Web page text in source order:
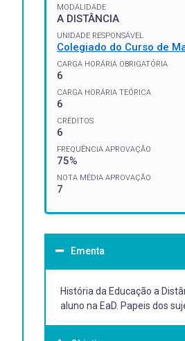
MODALIDADE
A DISTÂNCIA
UNIDADE RESPONSÁVEL
Colegiado do Curso de
CARGA HORÁRIA OBRIGATÓRIA
6
CARGA HORÁRIA TEÓRICA
6
CRÉDITOS
6
FREQUÊNCIA APROVAÇÃO
75%
NOTA MÉDIA APROVAÇÃO
7
Ementa
História da Educação a
aluno na EaD. Papeis dos